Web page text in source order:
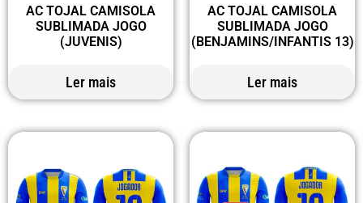
AC TOJAL CAMISOLA
SUBLIMADA JOGO
(JUVENIS)
Ler mais
AC TOJAL CAMISOLA
SUBLIMADA JOGO
(BENJAMINS/INFANTIS 13)
Ler mais